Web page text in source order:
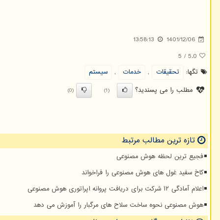
1401/12/06
13:58:13
5.0
/
5
تگها:
تحقیقات , خدمات ,
سیستم
مطلب را می پسندید؟
(1)
(0)
تازه ترین مطالب مرتبط
فجیع ترین لحظه هوش مصنوعی
کاخ سفید غول های هوش مصنوعی را فراخواند
اعلام آمادگی ۱۲ شرکت برای دریافت پروانه اپراتوری هوش مصنوعی
هوش مصنوعی نحوه ساخت سلاح های مرگبار را آموزش می دهد